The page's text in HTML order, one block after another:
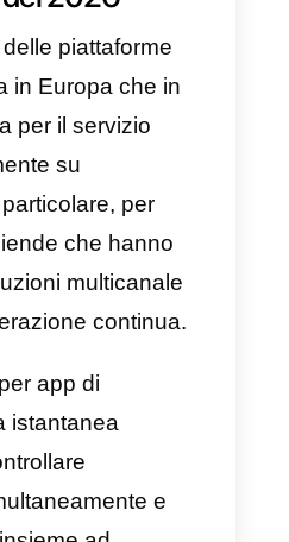
quelle aziende
migliorare la
con i propri
automatizzando i
sviluppando così
con tutte
raccolte dagli